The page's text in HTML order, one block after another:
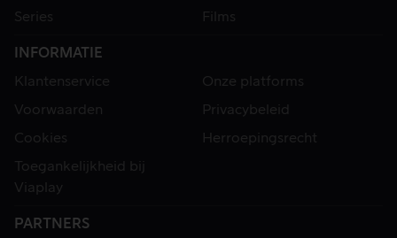
Series
Films
INFORMATIE
Klantenservice
Onze platforms
Voorwaarden
Privacybeleid
Cookies
Herroepingsrecht
Toegankelijkheid bij
Viaplay
PARTNERS